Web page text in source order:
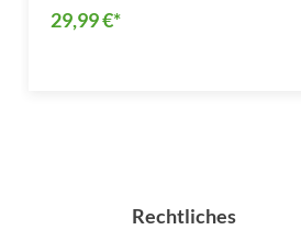
29,99 €*
Rechtliches